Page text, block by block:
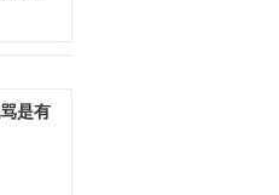
是有